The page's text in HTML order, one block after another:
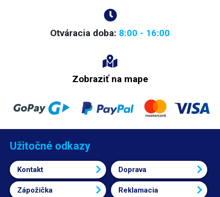
Otváracia doba: 8:00 - 16:00
Zobraziť na mape
Užitočné odkazy
Kontakt Doprava
Zápožička Reklamacia